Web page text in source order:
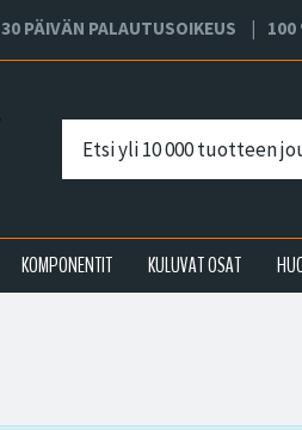
30 PÄIVÄN PALAUTUSOIKEUS 100
KOMPONENTIT KULUVAT OSAT